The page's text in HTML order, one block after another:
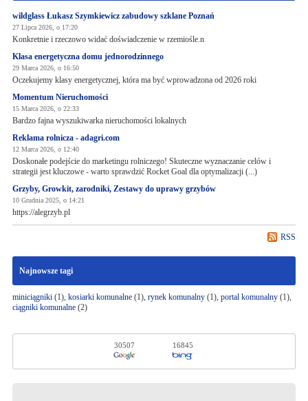
wildglass Łukasz Szymkiewicz zabudowy szklane Poznań
27 Lipca 2026, o 17:20
Konkretnie i rzeczowo widać doświadczenie w rzemiośle.n
Klasa energetyczna domu jednorodzinnego
29 Marca 2026, o 16:50
Oczekujemy klasy energetycznej, która ma być wprowadzona od 2026 roki
Momentum Nieruchomości
15 Marca 2026, o 22:33
Bardzo fajna wyszukiwarka nieruchomości lokalnych
Reklama rolnicza - adagri.com
12 Marca 2026, o 12:40
Doskonałe podejście do marketingu rolniczego! Skuteczne wyznaczanie celów i
strategii jest kluczowe - warto sprawdzić Rocket Goal dla optymalizacji (...)
Grzyby, Growkit, zarodniki, Zestawy do uprawy grzybów
10 Grudnia 2025, o 14:21
https://alegrzyb.pl
RSS
Najnowsze tagi
miniciągniki(1), kosiarki komunalne(1), rynek komunalny(1), portal komunalny(1),
ciągniki komunalne(2)
30507 16845